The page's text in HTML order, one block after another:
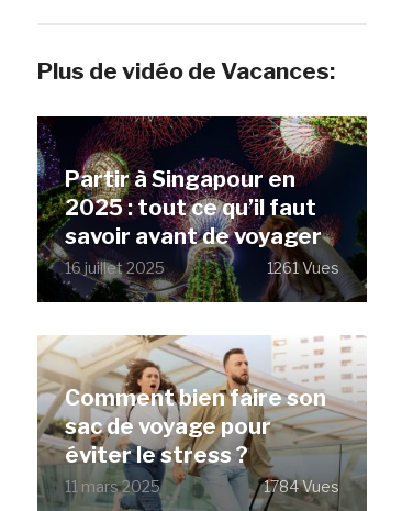
Plus de vidéo de Vacances:
Partir à Singapour en
2025 : tout ce qu’il faut
savoir avant de voyager
16 juillet 2025 1261 Vues
Comment bien faire son
sac de voyage pour
éviter le stress ?
11 mars 2025 1784 Vues